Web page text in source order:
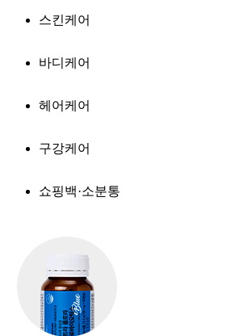
스킨케어
바디케어
헤어케어
구강케어
쇼핑백·소분통